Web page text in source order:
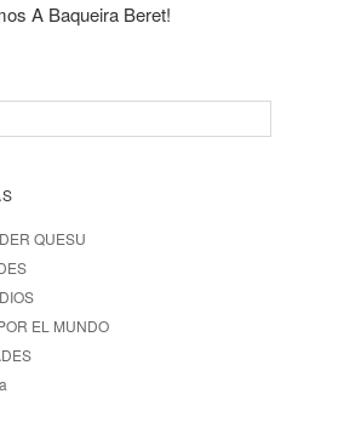
A Baqueira Beret!
QUESU
EL MUNDO